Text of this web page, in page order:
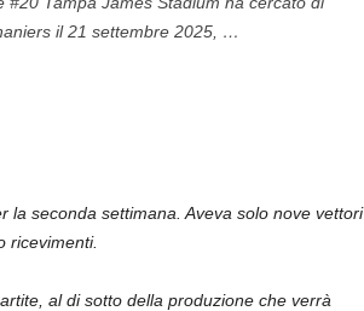
il 21 settembre 2025, …
la seconda settimana. Aveva solo nove vettori
ricevimenti.
al di sotto della produzione che verrà